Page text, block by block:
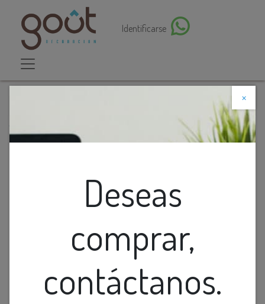
Identificarse
×
Deseas
comprar,
contáctanos.
Descuento web
Lamp. Colg. 1L GU10 Tubular Alum. Blanco+Plata